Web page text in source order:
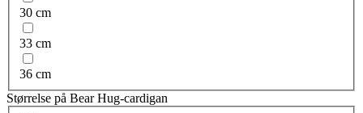
30 cm
33 cm
36 cm
Størrelse på Bear Hug-cardigan